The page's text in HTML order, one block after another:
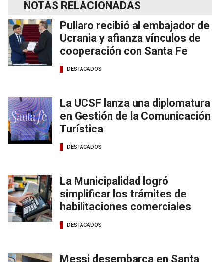
NOTAS RELACIONADAS
Pullaro recibió al embajador de
Ucrania y afianza vínculos de
cooperación con Santa Fe
DESTACADOS
La UCSF lanza una diplomatura
en Gestión de la Comunicación
Turística
DESTACADOS
La Municipalidad logró
simplificar los trámites de
habilitaciones comerciales
DESTACADOS
Messi desembarca en Santa